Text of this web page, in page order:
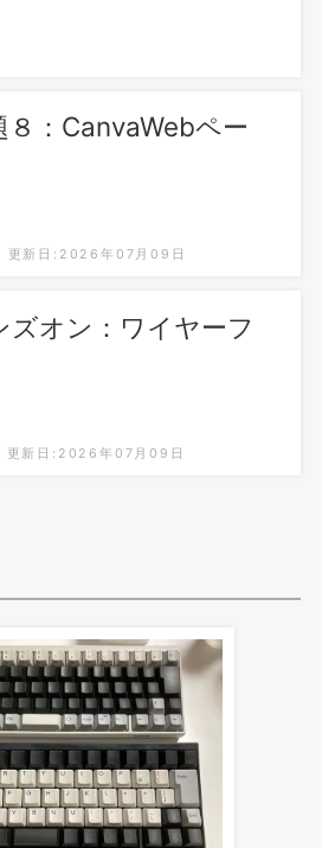
８：CanvaWebペー
更新日:2026年07月09日
ズオン：ワイヤーフ
更新日:2026年07月09日